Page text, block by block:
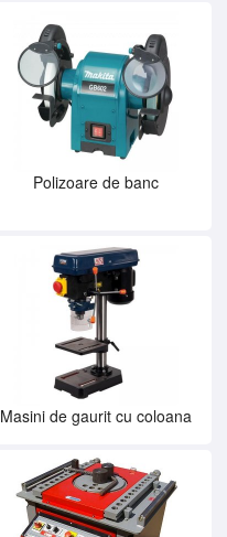
Polizoare de banc
Masini de gaurit cu coloana